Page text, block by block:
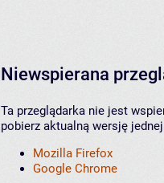
Niewspierana
Ta przeglądarka nie jest
pobierz aktualną wersję
Mozilla Firefox
Google Chrome